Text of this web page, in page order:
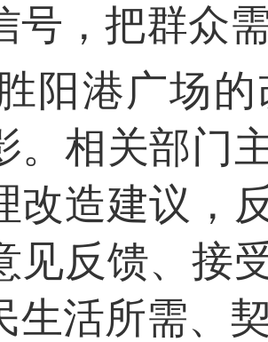
号，把群众
阳港广场
。相关部门
改造建议，
见反馈、接
生活所需、